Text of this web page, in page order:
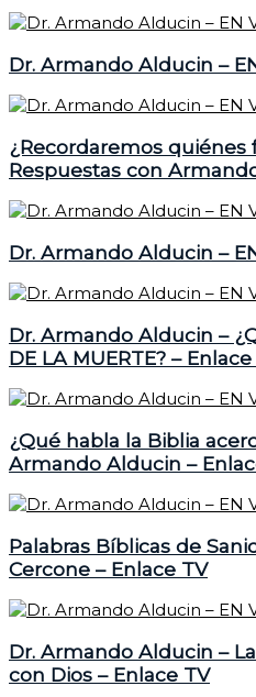
Dr. Armando Alducin –
¿Recordaremos quiénes
Respuestas con
Dr. Armando Alducin –
Dr. Armando Alducin –
DE LA MUERTE? –
¿Qué habla la Biblia
Armando Alducin –
Palabras Bíblicas de
Cercone – Enlace TV
Dr. Armando Alducin –
con Dios – Enlace TV